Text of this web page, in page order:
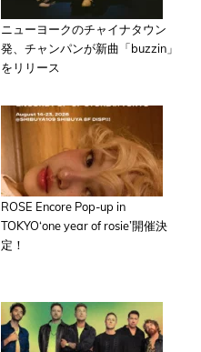
ニューヨークのチャイナタウン
発、チャンパンが新曲「buzzin」
をリリース
ROSE Encore Pop-up in
TOKYO‘one year of rosie’開催決
定！